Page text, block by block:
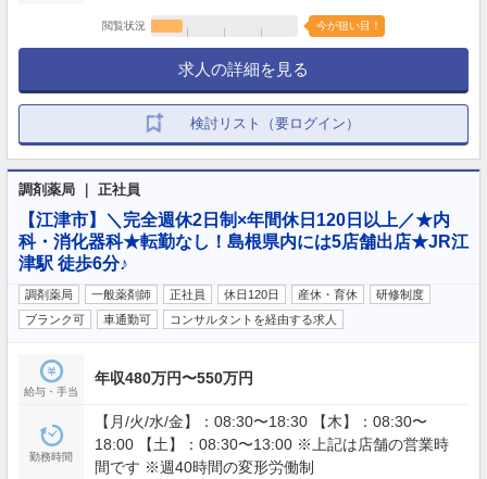
閲覧状況 今が狙い目！
求人の詳細を見る
検討リスト（要ログイン）
調剤薬局 ｜ 正社員
【江津市】＼完全週休2日制×年間休日120日以上／★内
科・消化器科★転勤なし！島根県内には5店舗出店★JR江
津駅 徒歩6分♪
調剤薬局 一般薬剤師 正社員 休日120日 産休・育休
研修制度
ブランク可
車通勤可 コンサルタントを経由する求人
給与・手当
年収480万円〜550万円
勤務時間
【月/火/水/金】：08:30〜18:30 【木】：08:30〜
18:00 【土】：08:30〜13:00 ※上記は店舗の営業時
間です ※週40時間の変形労働制